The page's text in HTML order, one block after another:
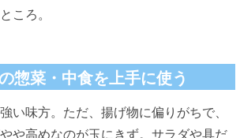
ころ。
惣菜・中食を上手に使う
い味方。ただ、揚げ物に偏りがちで、
や高めなのが玉にきず。サラダや具だ